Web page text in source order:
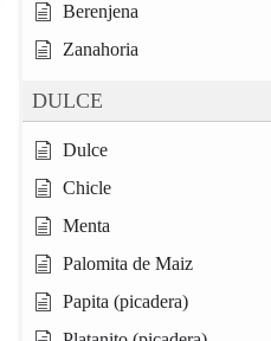
Berenjena
Zanahoria
DULCE
Dulce
Chicle
Menta
Palomita de Maiz
Papita (picadera)